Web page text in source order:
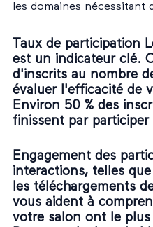
les domaines nécessitant
Taux de participation
est un indicateur clé.
d'inscrits au nombre
évaluer l'efficacité de
Environ 50 % des
finissent par
Engagement des
interactions, telles
les téléchargements
vous aident à
votre salon ont le